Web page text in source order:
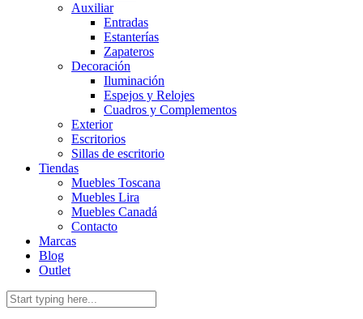
Auxiliar
Entradas
Estanterías
Zapateros
Decoración
Iluminación
Espejos y Relojes
Cuadros y Complementos
Exterior
Escritorios
Sillas de escritorio
Tiendas
Muebles Toscana
Muebles Lira
Muebles Canadá
Contacto
Marcas
Blog
Outlet